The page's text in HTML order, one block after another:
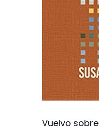
Vuelvo